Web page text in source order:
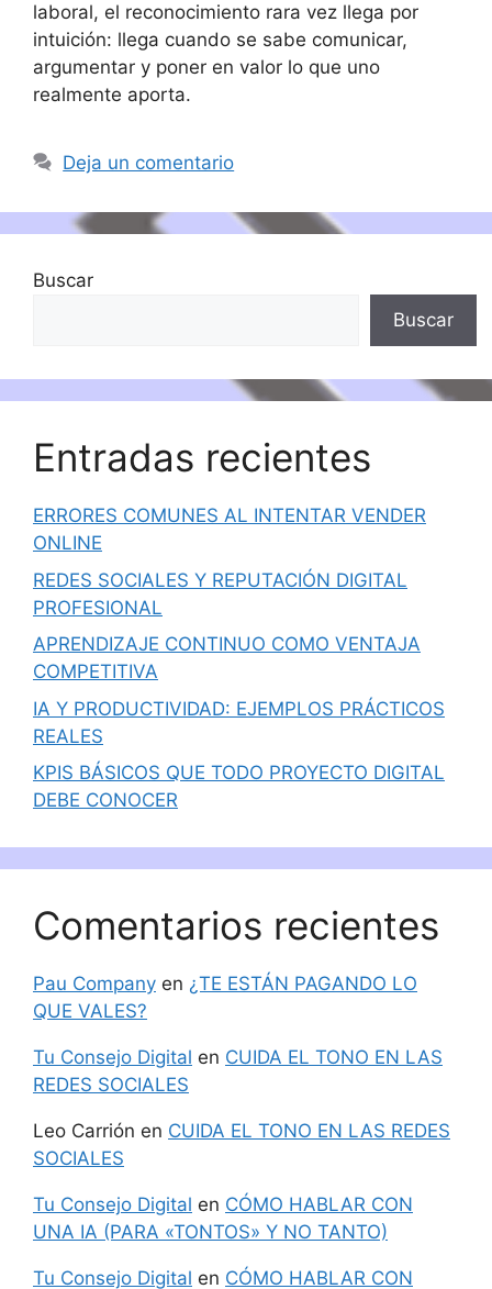
laboral, el reconocimiento rara vez llega por
intuición: llega cuando se sabe comunicar,
argumentar y poner en valor lo que uno
realmente aporta.
Deja un comentario
Buscar
Buscar
Entradas recientes
ERRORES COMUNES AL INTENTAR VENDER
ONLINE
REDES SOCIALES Y REPUTACIÓN DIGITAL
PROFESIONAL
APRENDIZAJE CONTINUO COMO VENTAJA
COMPETITIVA
IA Y PRODUCTIVIDAD: EJEMPLOS PRÁCTICOS
REALES
KPIS BÁSICOS QUE TODO PROYECTO DIGITAL
DEBE CONOCER
Comentarios recientes
Pau Company en ¿TE ESTÁN PAGANDO LO
QUE VALES?
Tu Consejo Digital en CUIDA EL TONO EN LAS
REDES SOCIALES
Leo Carrión en CUIDA EL TONO EN LAS REDES
SOCIALES
Tu Consejo Digital en CÓMO HABLAR CON
UNA IA (PARA «TONTOS» Y NO TANTO)
Tu Consejo Digital en CÓMO HABLAR CON